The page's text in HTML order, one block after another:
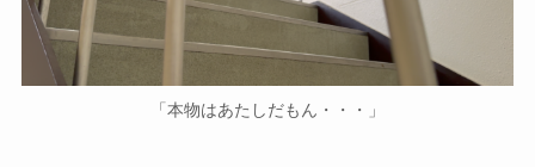
「本物はあたしだもん・・・」